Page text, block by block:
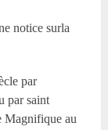
notice surla
par
par saint
Magnifique au